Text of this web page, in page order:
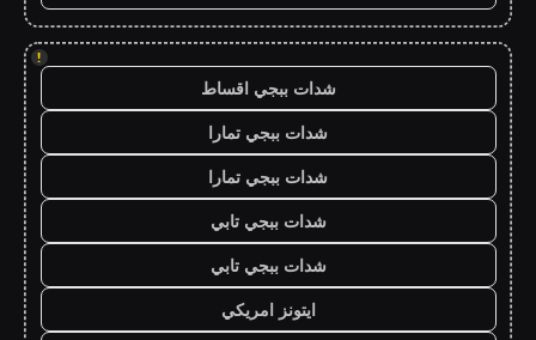
!
شدات ببجي اقساط
شدات ببجي تمارا
شدات ببجي تمارا
شدات ببجي تابي
شدات ببجي تابي
ايتونز امريكي